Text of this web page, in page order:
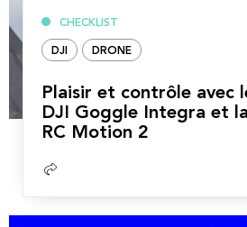
CHECKLIST
DJI DRONE
Plaisir et contrôle avec
DJI Goggle Integra et
RC Motion 2
Lire